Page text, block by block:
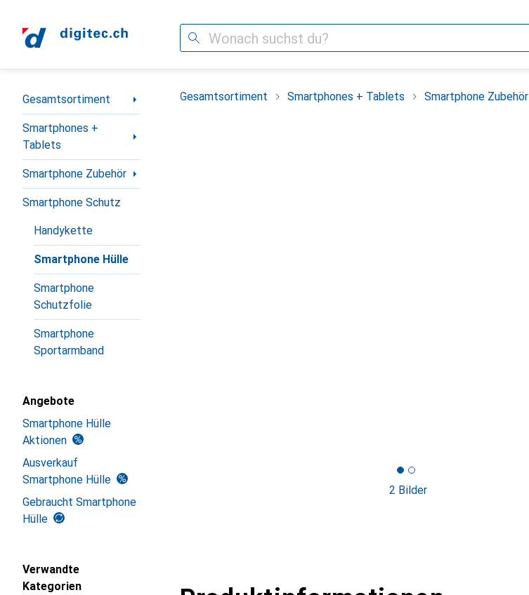
Suche
Navigation nach Kategorien
Gesamtsortiment
Smartphones +
Tablets
Smartphone Zubehör
Smartphone Schutz
Handykette
Smartphone Hülle
Smartphone
Schutzfolie
Smartphone
Sportarmband
Angebote
Smartphone Hülle
Aktionen
Ausverkauf
Smartphone Hülle
Gebraucht Smartphone
Hülle
Verwandte
Kategorien
Gesamtsortiment Smartphones + Tablets Smartphone Zubehör
2 Bilder